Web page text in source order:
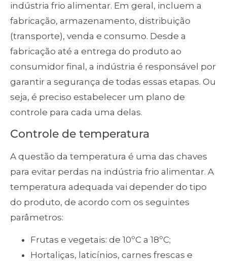
indústria frio alimentar. Em geral, incluem a
fabricação, armazenamento, distribuição
(transporte), venda e consumo. Desde a
fabricação até a entrega do produto ao
consumidor final, a indústria é responsável por
garantir a segurança de todas essas etapas. Ou
seja, é preciso estabelecer um plano de
controle para cada uma delas.
Controle de temperatura
A questão da temperatura é uma das chaves
para evitar perdas na indústria frio alimentar. A
temperatura adequada vai depender do tipo
do produto, de acordo com os seguintes
parâmetros:
Frutas e vegetais: de 10ºC a 18ºC;
Hortaliças, laticínios, carnes frescas e